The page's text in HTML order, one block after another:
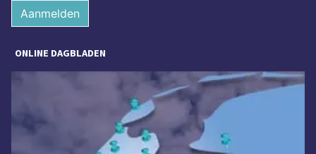
Aanmelden
ONLINE DAGBLADEN